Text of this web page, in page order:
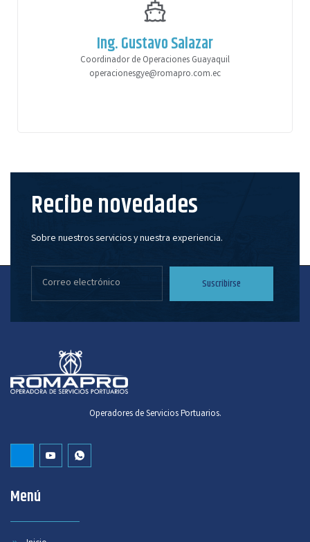
Ing. Gustavo Salazar
Coordinador de Operaciones Guayaquil
operacionesgye@romapro.com.ec
Recibe novedades
Sobre nuestros servicios y nuestra experiencia.
Suscribirse
Operadores de Servicios Portuarios.
Menú